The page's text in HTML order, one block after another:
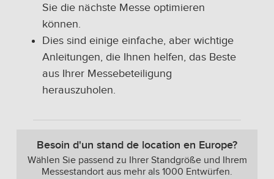
Sie die nächste Messe optimieren
können.
Dies sind einige einfache, aber wichtige
Anleitungen, die Ihnen helfen, das Beste
aus Ihrer Messebeteiligung
herauszuholen.
Besoin d'un stand de location en Europe?
Wählen Sie passend zu Ihrer Standgröße und Ihrem
Messestandort aus mehr als 1000 Entwürfen.